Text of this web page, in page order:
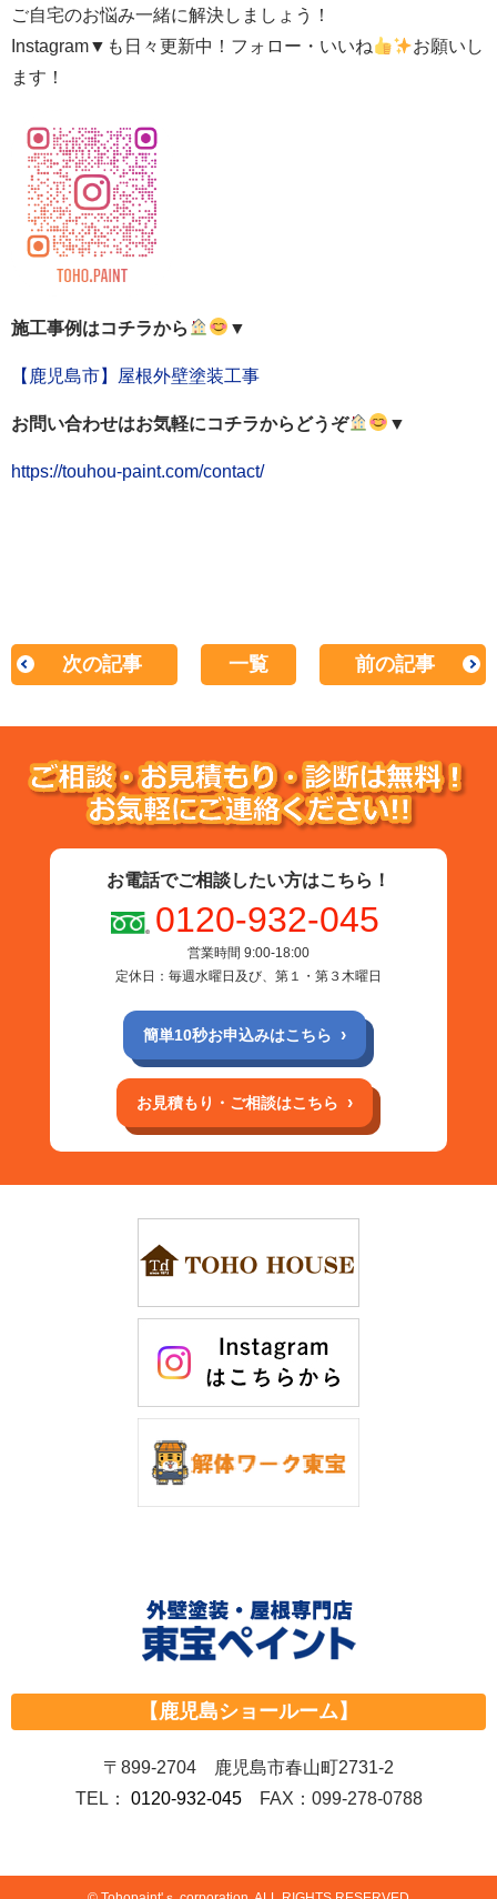
ご自宅のお悩み一緒に解決しましょう！
Instagram▼も日々更新中！フォロー・いいね
お願いし
ます！
施工事例はコチラから ▼
【鹿児島市】屋根外壁塗装工事
お問い合わせはお気軽にコチラからどうぞ ▼
https://touhou-paint.com/contact/
次の記事 一覧 前の記事
お電話でご相談したい方はこちら！
0120-932-045
営業時間 9:00-18:00
定休日：毎週水曜日及び、第１・第３木曜日
簡単10秒お申込みはこちら
お見積もり・ご相談はこちら
【鹿児島ショールーム】
〒899-2704 鹿児島市春山町2731-2
TEL： 0120-932-045FAX：099-278-0788